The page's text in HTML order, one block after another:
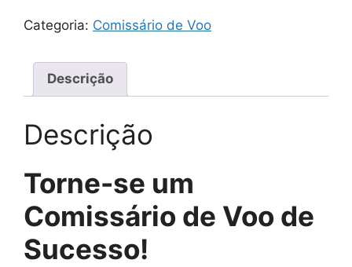
Categoria: Comissário de Voo
Descrição
Descrição
Torne-se um
Comissário de Voo de
Sucesso!